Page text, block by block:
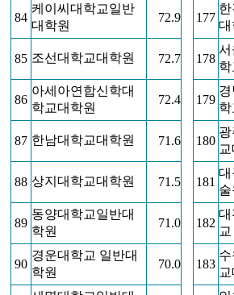
84
케이씨대학교일반
대학원
72.9 177
대
85 조선대학교대학원 72.7 178
서
86
아세아연합신학대
학교대학원
72.4 179
87 한남대학교대학원 71.6 180
88 상지대학교대학원 71.5 181
대
89
동양대학교일반대
학원
71.0 182
대
교
90
경운대학교 일반대
학원
70.0 183